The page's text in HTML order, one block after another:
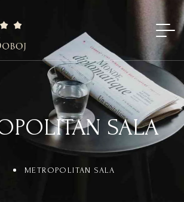
SALA
METROPOLITAN SALA